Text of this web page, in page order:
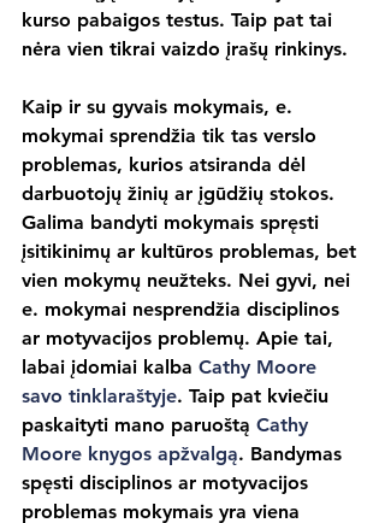
kurso pabaigos testus. Taip pat tai
nėra vien tikrai vaizdo įrašų rinkinys.
Kaip ir su gyvais mokymais, e.
mokymai sprendžia tik tas verslo
problemas, kurios atsiranda dėl
darbuotojų žinių ar įgūdžių stokos.
Galima bandyti mokymais spręsti
įsitikinimų ar kultūros problemas, bet
vien mokymų neužteks. Nei gyvi, nei
e. mokymai nesprendžia disciplinos
ar motyvacijos problemų. Apie tai,
labai įdomiai kalba Cathy Moore
savo tinklaraštyje. Taip pat kviečiu
paskaityti mano paruoštą Cathy
Moore knygos apžvalgą. Bandymas
spęsti disciplinos ar motyvacijos
problemas mokymais yra viena